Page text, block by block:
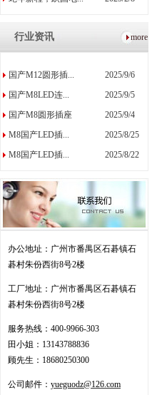
行业资讯 more
国产M12圆形插...
2025/9/6
国产M8LED连...
2025/9/5
国产M8圆形插座
2025/9/4
M8国产LED插...
2025/8/25
M8国产LED插...
2025/8/22
办公地址：广州市番禺区石碁镇石
碁村朱份西街8号2楼
工厂地址： 广州市番禺区石碁镇石
碁村朱份西街8号2楼
服务热线： 400-9966-303
田小姐：13143788836
顾先生：18680250300
公司邮件： yueguodz@126.com